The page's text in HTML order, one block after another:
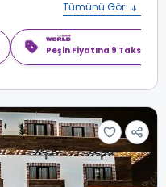
Tümünü Gör
Peşin Fiyatına 9 Taksit